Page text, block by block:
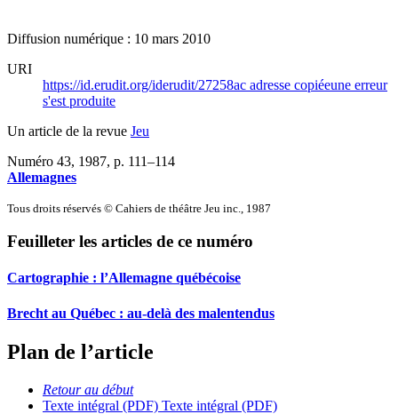
Diffusion numérique : 10 mars 2010
URI
https://id.erudit.org/iderudit/27258ac adresse copiéeune erreur
s'est produite
Un article de la revue Jeu
Numéro 43, 1987, p. 111–114
Allemagnes
Tous droits réservés © Cahiers de théâtre Jeu inc., 1987
Feuilleter les articles de ce numéro
Cartographie : l’Allemagne québécoise
Brecht au Québec : au-delà des malentendus
Plan de l’article
Retour au début
Texte intégral (PDF) Texte intégral (PDF)